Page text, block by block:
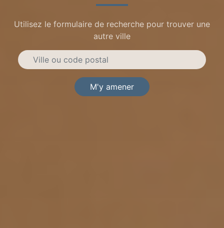
Utilisez le formulaire de recherche pour trouver une
autre ville
M'y amener